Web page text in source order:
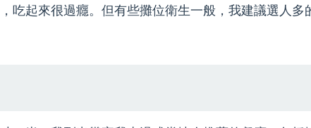
吃起來很過癮。但有些攤位衛生一般，我建議選人多